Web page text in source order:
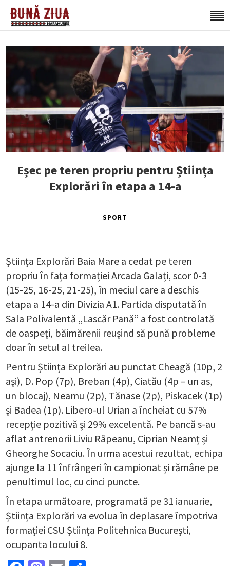
Eșec pe teren propriu pentru Știința
Explorări în etapa a 14-a
SPORT
Știința Explorări Baia Mare a cedat pe teren
propriu în fața formației Arcada Galați, scor 0-3
(15-25, 16-25, 21-25), în meciul care a deschis
etapa a 14-a din Divizia A1. Partida disputată în
Sala Polivalentă „Lascăr Pană” a fost controlată
de oaspeți, băimărenii reușind să pună probleme
doar în setul al treilea.
Pentru Știința Explorări au punctat Cheagă (10p, 2
ași), D. Pop (7p), Breban (4p), Ciatău (4p – un as,
un blocaj), Neamu (2p), Tănase (2p), Piskacek (1p)
și Badea (1p). Libero-ul Urian a încheiat cu 57%
recepție pozitivă și 29% excelentă. Pe bancă s-au
aflat antrenorii Liviu Râpeanu, Ciprian Neamț și
Gheorghe Socaciu. În urma acestui rezultat, echipa
ajunge la 11 înfrângeri în campionat și rămâne pe
penultimul loc, cu cinci puncte.
În etapa următoare, programată pe 31 ianuarie,
Știința Explorări va evolua în deplasare împotriva
formației CSU Știința Politehnica București,
ocupanta locului 8.